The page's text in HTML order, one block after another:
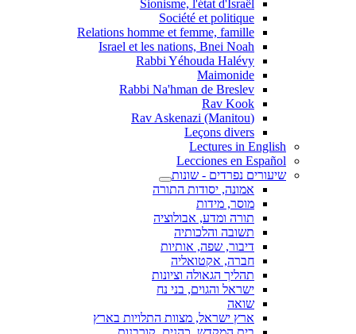
Sionisme, l'état d'Israël
Société et politique
Relations homme et femme, famille
Israel et les nations, Bnei Noah
Rabbi Yéhouda Halévy
Maimonide
Rabbi Na'hman de Breslev
Rav Kook
(Rav Askenazi (Manitou
Leçons divers
Lectures in English
Lecciones en Español
שיעורים נפרדים - שונות
אמונה, יסודות התורה
מוסר, מידות
תורה ומדע, אבולוציה
תשובה והלכותיה
דיבור, שפה, אותיות
חברה, אקטואליה
תהליך הגאולה וציונות
ישראל והגוים, בני נח
שואה
ארץ ישראל, מצוות התלויות בארץ